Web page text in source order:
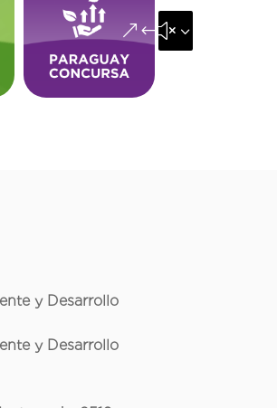
&#x35;
y Desarrollo
y Desarrollo